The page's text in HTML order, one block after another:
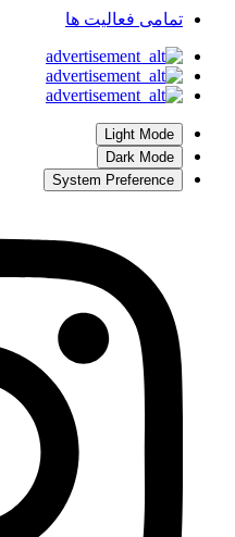
تمامی فعالیت ها
Light Mode
Dark Mode
System Preference